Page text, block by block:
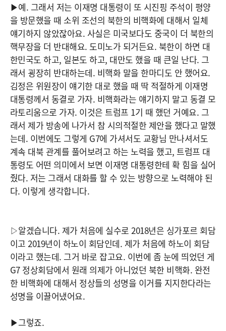
▶예. 그래서 저는 이재명 대통령이 또 시진핑 주석이 평양
을 방문했을 때 소위 조선의 북한의 비핵화에 대해서 일체
얘기하지 않았잖아요. 사실은 미국보다도 중국이 더 북한의
핵무장을 더 반대해요. 도미노가 되거든요. 북한이 하면 대
한민국도 하고, 일본도 하고, 대만도 했을 때 큰일 난다. 그
래서 굉장히 반대하는데. 비핵화 말을 한마디도 안 했어요.
김정은 위원장이 얘기한 대로 했을 때 딱 적절하게 이재명
대통령께서 동결로 가자. 비핵화라는 얘기하지 말고 동결 모
라토리움으로 가자. 이것은 트럼프 1기 때 했던 거예요. 그
래서 제가 방송에 나가서 참 시의적절한 제안을 했다고 말했
는데. 이번에도 그렇게 G7에 가셔서도 교황님 만나셔서도
계속 대북 관계를 풀어보려고 하는 노력을 했고, 트럼프 대
통령도 어떤 의미에서 보면 이재명 대통령한테 확 힘을 실어
줬다. 저는 그래서 대화를 할 수 있는 방향으로 노력해야 된
다. 이렇게 생각합니다.
▷알겠습니다. 제가 처음에 실수로 2018년은 싱가포르 회담
이고 2019년이 하노이 회담인데. 제가 처음에 하노이 회담
이라고 했는데. 그거 바로 잡고요. 이번에 좀 눈에 띄었던 게
G7 정상회담에서 원래 의제가 아니었던 북한 비핵화. 완전
한 비핵화에 대해서 정상들의 성명을 이거를 지지한다라는
성명을 이끌어냈어요.
▶그렇죠.